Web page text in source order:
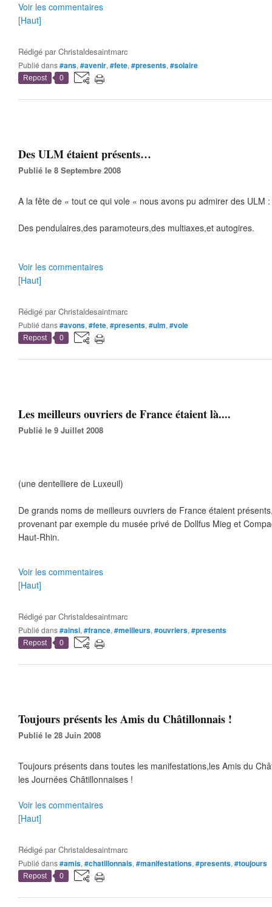
Voir les commentaires
[Haut]
Rédigé parChristaldesaintmarc
Publié dans#ans, #avenir, #fete, #presents, #solaire
Repost 0
Des ULM étaient présents…
Publié le 8 Septembre 2008
A la fête de « tout ce qui vole « nous avons pu admirer des ULM :
Des pendulaires,des paramoteurs,des multiaxes,et autogires.
Voir les commentaires
[Haut]
Rédigé parChristaldesaintmarc
Publié dans#avons, #fete, #presents, #ulm, #vole
Repost 0
Les meilleurs ouvriers de France étaient là....
Publié le 9 Juillet 2008
(une dentelliere de Luxeuil)
De grands noms de meilleurs ouvriers de France étaient
provenant par exemple du musée privé de Dollfus Mieg et
Haut-Rhin.
Voir les commentaires
[Haut]
Rédigé parChristaldesaintmarc
Publié dans#ainsi, #france, #meilleurs, #ouvriers, #presents
Repost 0
Toujours présents les Amis du Châtillonnais !
Publié le 28 Juin 2008
Toujours présents dans toutes les manifestations,les Amis du
les Journées Châtillonnaises !
Voir les commentaires
[Haut]
Rédigé parChristaldesaintmarc
Publié dans#amis, #chatillonnais, #manifestations, #presents, #toujours
Repost 0